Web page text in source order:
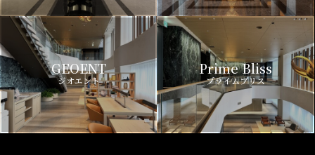
GEOENT
ジオエント
Prime Bliss
プライムブリス